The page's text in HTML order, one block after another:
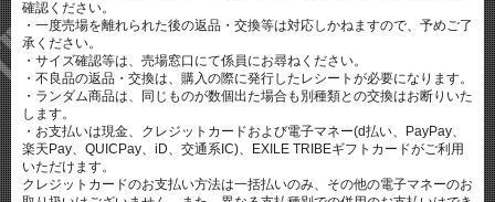
確認ください。
・一度売場を離れられた後の返品・交換等は対応しかねますので、予めご了
承ください。
・サイズ確認等は、売場窓口にて係員にお尋ねください。
・不良品の返品・交換は、購入の際に発行したレシートが必要になります。
・ランダム商品は、同じものが数個出た場合も別種類との交換はお断りいた
します。
・お支払いは現金、クレジットカードおよび電子マネー(d払い、PayPay、
楽天Pay、QUICPay、iD、交通系IC)、EXILE TRIBEギフトカードがご利用
いただけます。
クレジットカードのお支払い方法は一括払いのみ、その他の電子マネーのお